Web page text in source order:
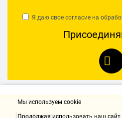
Я даю свое согласие на
Мы используем cookie
Продолжая использовать наш cайт,